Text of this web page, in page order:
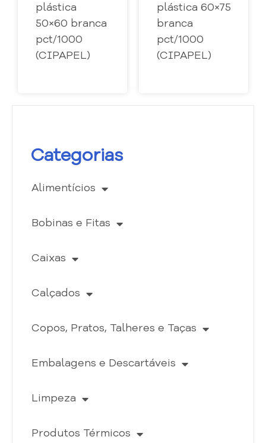
Categorias
Alimentícios
Bobinas e Fitas
Caixas
Calçados
Copos, Pratos, Talheres e Taças
Embalagens e Descartáveis
Limpeza
Produtos Térmicos
plástica
50×60 branca
pct/1000
(CIPAPEL)
plástica 60×75
branca
pct/1000
(CIPAPEL)